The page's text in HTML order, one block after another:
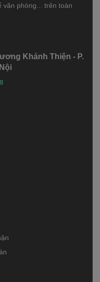
văn phòng... trên toàn
Khánh Thiện - P.